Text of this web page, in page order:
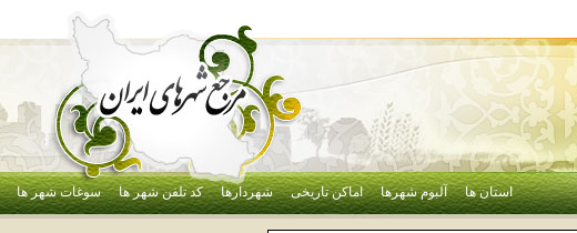
استان ها آلبوم شهرها اماکن تاریخی شهردارها کد تلفن شهر ها سوغات شهر ها